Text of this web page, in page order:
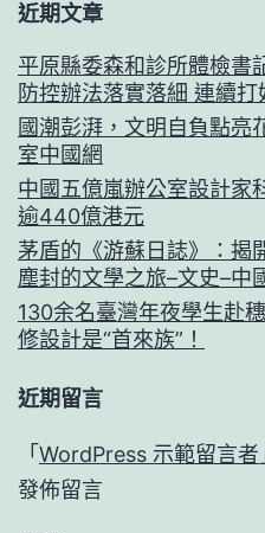
近期文章
平原縣委森和診所體檢書
防控辦法落實落細 連續
國潮彭湃，文明自負點亮
室中國網
中國五億嵐辦公室設計家
逾440億港元
茅盾的《游蘇日誌》：揭
塵封的文學之旅–文史–中
130余名臺灣年夜學生赴
修設計是“首來族”！
近期留言
「 WordPress 示範留言者
發佈留言